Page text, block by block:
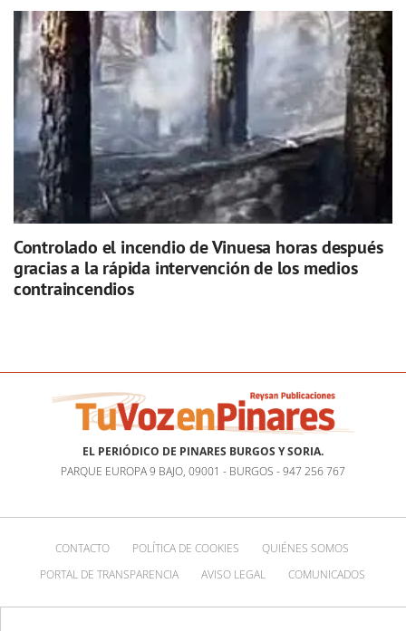
Controlado el incendio de Vinuesa horas después
gracias a la rápida intervención de los medios
contraincendios
EL PERIÓDICO DE PINARES BURGOS Y SORIA.
PARQUE EUROPA 9 BAJO, 09001 - BURGOS - 947 256 767
CONTACTO POLÍTICA DE COOKIES
QUIÉNES SOMOS
PORTAL DE TRANSPARENCIA
AVISO LEGAL COMUNICADOS